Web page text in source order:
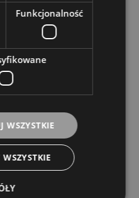
Funkcjonalność
WSZYSTKIE
WSZYSTKIE